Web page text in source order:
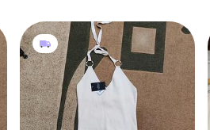
маленька сукня